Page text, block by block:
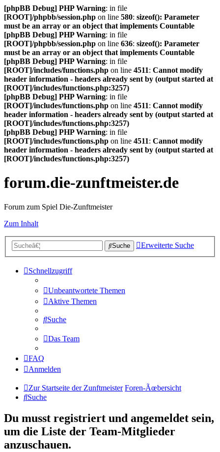
[phpBB Debug] PHP Warning: in file
[ROOT]/phpbb/session.php on line 580: sizeof(): Parameter
must be an array or an object that implements Countable
[phpBB Debug] PHP Warning: in file
[ROOT]/phpbb/session.php on line 636: sizeof(): Parameter
must be an array or an object that implements Countable
[phpBB Debug] PHP Warning: in file
[ROOT]/includes/functions.php on line 4511: Cannot modify
header information - headers already sent by (output started at
[ROOT]/includes/functions.php:3257)
[phpBB Debug] PHP Warning: in file
[ROOT]/includes/functions.php on line 4511: Cannot modify
header information - headers already sent by (output started at
[ROOT]/includes/functions.php:3257)
[phpBB Debug] PHP Warning: in file
[ROOT]/includes/functions.php on line 4511: Cannot modify
header information - headers already sent by (output started at
[ROOT]/includes/functions.php:3257)
forum.die-zunftmeister.de
Forum zum Spiel Die-Zunftmeister
Zum Inhalt
Suche Erweiterte Suche
Schnellzugriff
Unbeantwortete Themen
Aktive Themen
Suche
Das Team
FAQ
Anmelden
Zur Startseite der Zunftmeister Foren-Ãœbersicht
Suche
Du musst registriert und angemeldet sein,
um die Liste der Team-Mitglieder
anzuschauen.